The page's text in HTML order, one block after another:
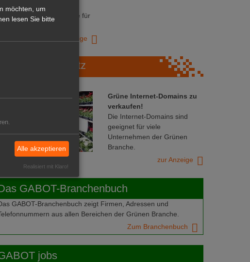
grünen Branche
Repräsentative Immobilie für
zur Anzeige
GABOT Marktplatz
Grüne Internet-Domains zu
verkaufen!
Die Internet-Domains sind
geeignet für viele
Unternehmen der Grünen
Branche.
zur Anzeige
GABOT-Branchenbuch
GABOT-Branchenbuch zeigt Firmen, Adressen und
aus allen Bereichen der Grünen Branche.
Zum Branchenbuch
jobs
möchten, um
lesen Sie bitte
Alle akzeptieren
Realisiert mit Klaro!